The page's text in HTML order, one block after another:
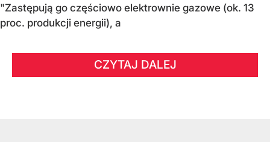
"Zastępują go częściowo elektrownie gazowe (ok. 13
proc. produkcji energii), a
CZYTAJ DALEJ